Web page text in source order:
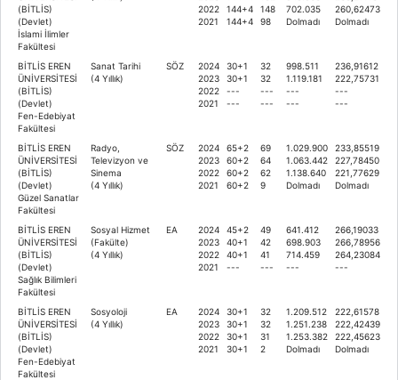
(BİTLİS)
(Devlet)
İslami İlimler
Fakültesi
2022
2021
144+4
144+4
148
98
702.035
Dolmadı
260,62473
Dolmadı
BİTLİS EREN
ÜNİVERSİTESİ
(BİTLİS)
(Devlet)
Fen-Edebiyat
Fakültesi
Sanat Tarihi
(4 Yıllık)
SÖZ
2024
2023
2022
2021
30+1
30+1
---
---
32
32
---
---
998.511
1.119.181
---
---
236,91612
222,75731
---
---
BİTLİS EREN
ÜNİVERSİTESİ
(BİTLİS)
(Devlet)
Güzel Sanatlar
Fakültesi
Radyo,
Televizyon ve
Sinema
(4 Yıllık)
SÖZ
2024
2023
2022
2021
65+2
60+2
60+2
60+2
69
64
62
9
1.029.900
1.063.442
1.138.640
Dolmadı
233,85519
227,78450
221,77629
Dolmadı
BİTLİS EREN
ÜNİVERSİTESİ
(BİTLİS)
(Devlet)
Sağlık Bilimleri
Fakültesi
Sosyal Hizmet
(Fakülte)
(4 Yıllık)
EA
2024
2023
2022
2021
45+2
40+1
40+1
---
49
42
41
---
641.412
698.903
714.459
---
266,19033
266,78956
264,23084
---
BİTLİS EREN
ÜNİVERSİTESİ
(BİTLİS)
(Devlet)
Fen-Edebiyat
Fakültesi
Sosyoloji
(4 Yıllık)
EA
2024
2023
2022
2021
30+1
30+1
30+1
30+1
32
32
31
2
1.209.512
1.251.238
1.253.382
Dolmadı
222,61578
222,42439
222,45623
Dolmadı